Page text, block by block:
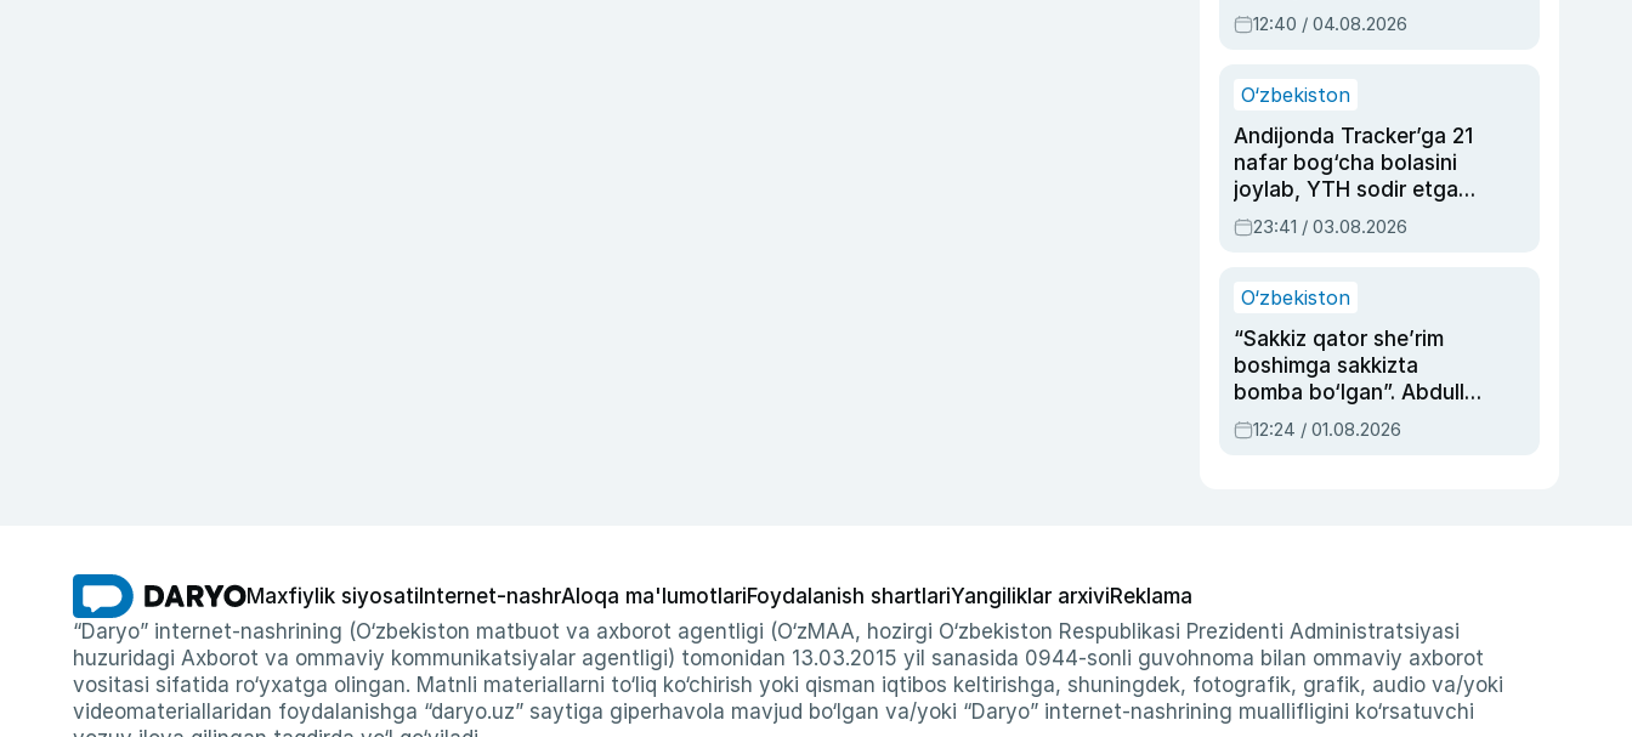
intellektni boshqara
olmay qolishidan xavotir
12:40 / 04.08.2026
O‘zbekiston
Andijonda Tracker’ga 21
nafar bog‘cha bolasini
joylab, YTH sodir etgan
ayolga sud hukmi o‘qildi
23:41 / 03.08.2026
O‘zbekiston
“Sakkiz qator she’rim
boshimga sakkizta
bomba bo‘lgan”. Abdulla
Oripovni siyosiy
ayblovlardan asrab
12:24 / 01.08.2026
Maxfiylik siyosati Internet-nashrAloqa ma'lumotlariFoydalanish shartlariYangiliklar arxiviReklama
“Daryo” internet-nashrining (O‘zbekiston matbuot va axborot agentligi (O‘zMAA, hozirgi O‘zbekiston Respublikasi Prezidenti Administratsiyasi
huzuridagi Axborot va ommaviy kommunikatsiyalar agentligi) tomonidan 13.03.2015 yil sanasida 0944-sonli guvohnoma bilan ommaviy axborot
vositasi sifatida ro‘yxatga olingan. Matnli materiallarni to‘liq ko‘chirish yoki qisman iqtibos keltirishga, shuningdek, fotografik, grafik, audio va/yoki
videomateriallaridan foydalanishga “daryo.uz” saytiga giperhavola mavjud bo‘lgan va/yoki “Daryo” internet-nashrining muallifligini ko‘rsatuvchi